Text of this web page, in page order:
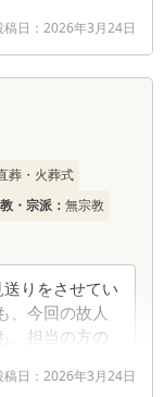
切なご家族様
後とも何かお力
うぞ遠慮なくお
たびは誠にあ
稿日： 2026年3月24日
葬・火葬式
・宗派： 無宗教
りをさせてい
、今回の故人
、担当の方の
最後のお別
稿日： 2026年3月24日